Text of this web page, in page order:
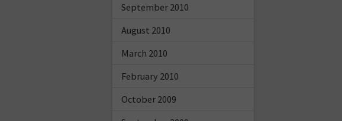
September 2010
August 2010
March 2010
February 2010
October 2009